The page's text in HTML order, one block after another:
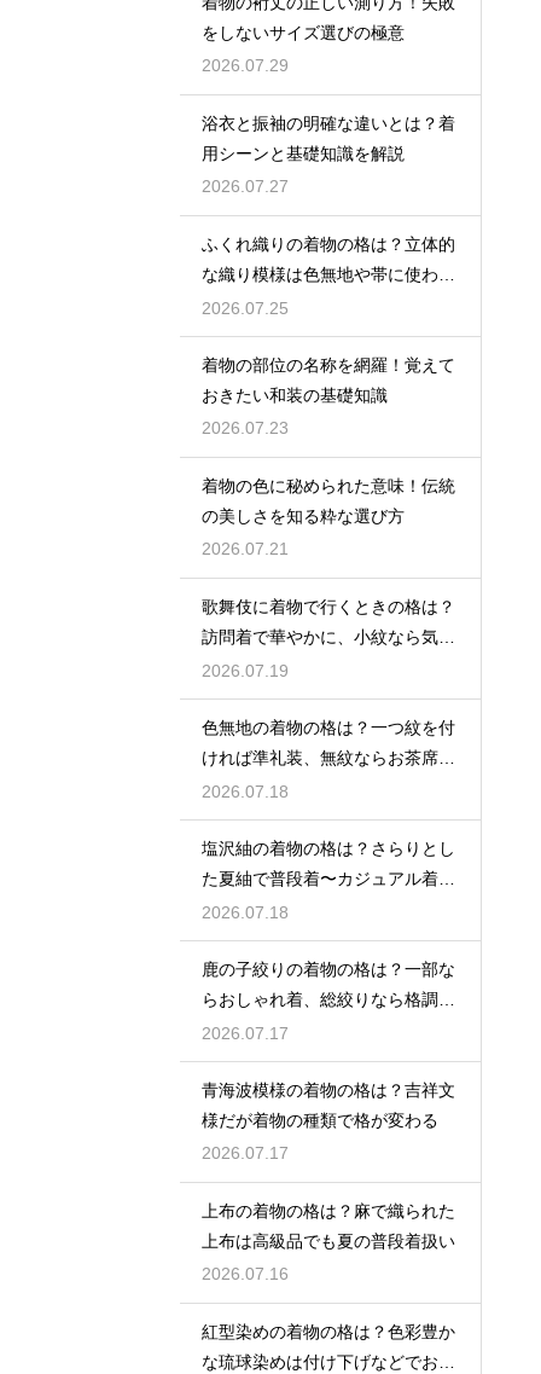
をしないサイズ選びの極意
2026.07.29
浴衣と振袖の明確な違いとは？着
用シーンと基礎知識を解説
2026.07.27
ふくれ織りの着物の格は？立体的
な織り模様は色無地や帯に使われ
格は控えめ
2026.07.25
着物の部位の名称を網羅！覚えて
おきたい和装の基礎知識
2026.07.23
着物の色に秘められた意味！伝統
の美しさを知る粋な選び方
2026.07.21
歌舞伎に着物で行くときの格は？
訪問着で華やかに、小紋なら気軽
な観劇に
2026.07.19
色無地の着物の格は？一つ紋を付
ければ準礼装、無紋ならお茶席向
きの格
2026.07.18
塩沢紬の着物の格は？さらりとし
た夏紬で普段着〜カジュアル着物
として活躍
2026.07.18
鹿の子絞りの着物の格は？一部な
らおしゃれ着、総絞りなら格調高
い晴れ着に
2026.07.17
青海波模様の着物の格は？吉祥文
様だが着物の種類で格が変わる
2026.07.17
上布の着物の格は？麻で織られた
上布は高級品でも夏の普段着扱い
2026.07.16
紅型染めの着物の格は？色彩豊か
な琉球染めは付け下げなどでおし